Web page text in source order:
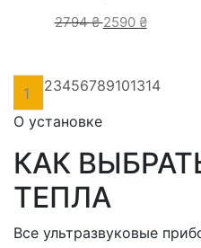
2794₴ 2590 ₴
1 23456789101314
О установке
КАК
ТЕПЛА
Все ультразвуковые